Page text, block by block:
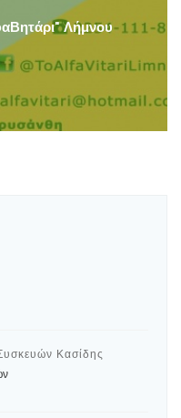
Λήμνου
Κασίδης